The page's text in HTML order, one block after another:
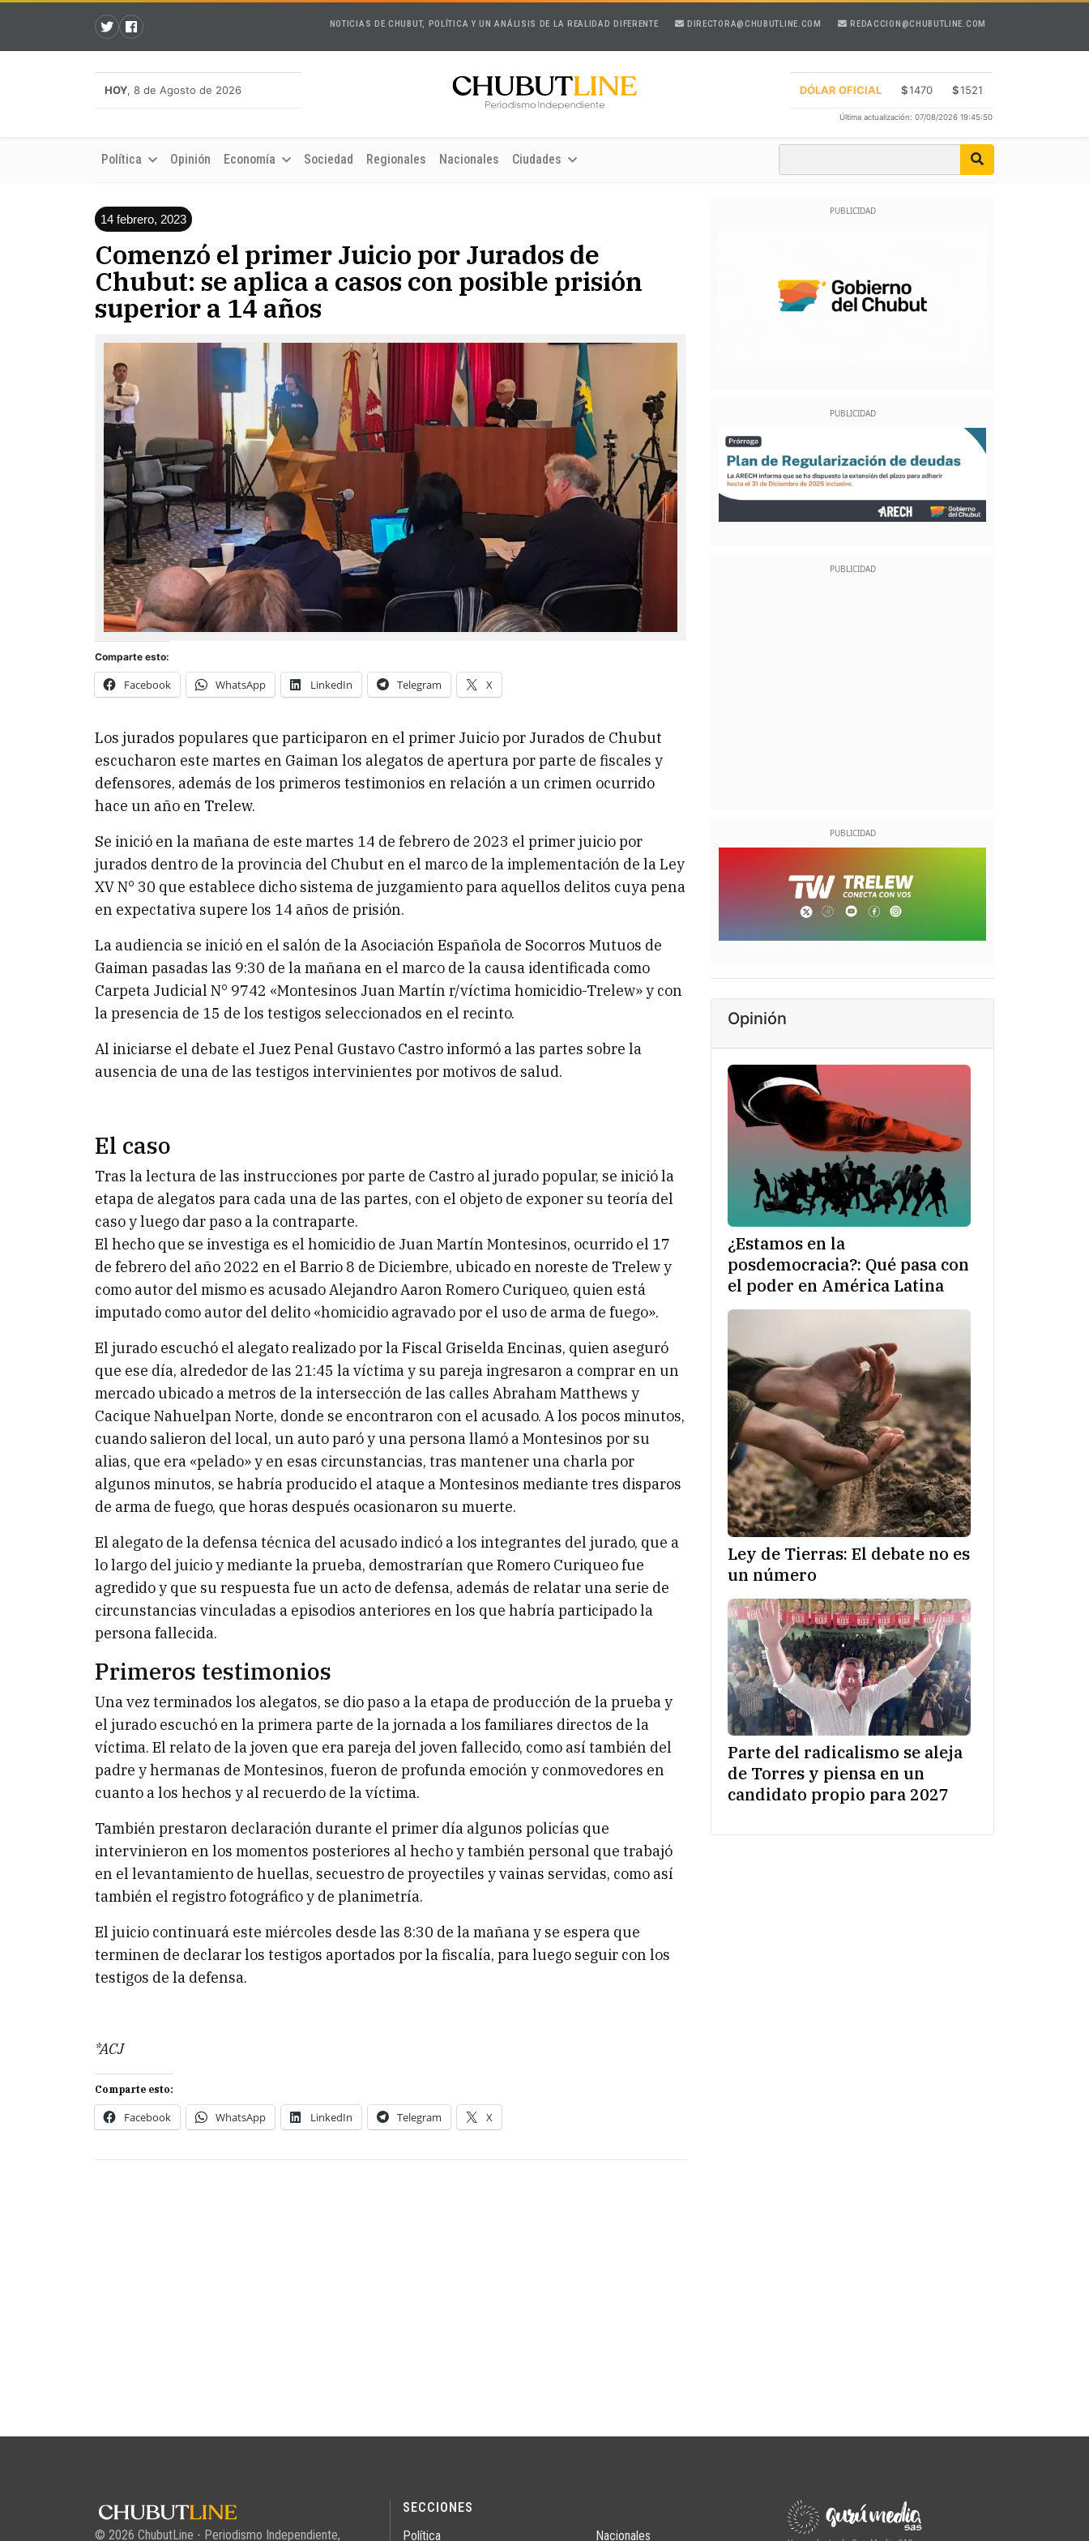
NOTICIAS DE CHUBUT, POLÍTICA Y UN ANÁLISIS DE LA REALIDAD DIFERENTE DIRECTORA@CHUBUTLINE.COM REDACCION@CHUBUTLINE.COM
HOY, 8 de Agosto de 2026 DÓLAR OFICIAL $1470 $1521
Última actualización: 07/08/2026 19:45:50
Política Opinión Economía Sociedad Regionales Nacionales Ciudades
14 febrero, 2023
Comenzó el primer Juicio por Jurados de
Chubut: se aplica a casos con posible prisión
superior a 14 años
Comparte esto:
Facebook WhatsApp LinkedIn Telegram X
Los jurados populares que participaron en el primer Juicio por Jurados de Chubut
escucharon este martes en Gaiman los alegatos de apertura por parte de fiscales y
defensores, además de los primeros testimonios en relación a un crimen ocurrido
hace un año en Trelew.
Se inició en la mañana de este martes 14 de febrero de 2023 el primer juicio por
jurados dentro de la provincia del Chubut en el marco de la implementación de la Ley
XV N° 30 que establece dicho sistema de juzgamiento para aquellos delitos cuya pena
en expectativa supere los 14 años de prisión.
La audiencia se inició en el salón de la Asociación Española de Socorros Mutuos de
Gaiman pasadas las 9:30 de la mañana en el marco de la causa identificada como
Carpeta Judicial N° 9742 «Montesinos Juan Martín r/víctima homicidio-Trelew» y con
la presencia de 15 de los testigos seleccionados en el recinto.
Al iniciarse el debate el Juez Penal Gustavo Castro informó a las partes sobre la
ausencia de una de las testigos intervinientes por motivos de salud.
El caso
Tras la lectura de las instrucciones por parte de Castro al jurado popular, se inició la
etapa de alegatos para cada una de las partes, con el objeto de exponer su teoría del
caso y luego dar paso a la contraparte.
El hecho que se investiga es el homicidio de Juan Martín Montesinos, ocurrido el 17
de febrero del año 2022 en el Barrio 8 de Diciembre, ubicado en noreste de Trelew y
como autor del mismo es acusado Alejandro Aaron Romero Curiqueo, quien está
imputado como autor del delito «homicidio agravado por el uso de arma de fuego».
El jurado escuchó el alegato realizado por la Fiscal Griselda Encinas, quien aseguró
que ese día, alrededor de las 21:45 la víctima y su pareja ingresaron a comprar en un
mercado ubicado a metros de la intersección de las calles Abraham Matthews y
Cacique Nahuelpan Norte, donde se encontraron con el acusado. A los pocos minutos,
cuando salieron del local, un auto paró y una persona llamó a Montesinos por su
alias, que era «pelado» y en esas circunstancias, tras mantener una charla por
algunos minutos, se habría producido el ataque a Montesinos mediante tres disparos
de arma de fuego, que horas después ocasionaron su muerte.
El alegato de la defensa técnica del acusado indicó a los integrantes del jurado, que a
lo largo del juicio y mediante la prueba, demostrarían que Romero Curiqueo fue
agredido y que su respuesta fue un acto de defensa, además de relatar una serie de
circunstancias vinculadas a episodios anteriores en los que habría participado la
persona fallecida.
Primeros testimonios
Una vez terminados los alegatos, se dio paso a la etapa de producción de la prueba y
el jurado escuchó en la primera parte de la jornada a los familiares directos de la
víctima. El relato de la joven que era pareja del joven fallecido, como así también del
padre y hermanas de Montesinos, fueron de profunda emoción y conmovedores en
cuanto a los hechos y al recuerdo de la víctima.
También prestaron declaración durante el primer día algunos policías que
intervinieron en los momentos posteriores al hecho y también personal que trabajó
en el levantamiento de huellas, secuestro de proyectiles y vainas servidas, como así
también el registro fotográfico y de planimetría.
El juicio continuará este miércoles desde las 8:30 de la mañana y se espera que
terminen de declarar los testigos aportados por la fiscalía, para luego seguir con los
testigos de la defensa.
*ACJ
Comparte esto:
Facebook WhatsApp LinkedIn Telegram X
Opinión
¿Estamos en la
posdemocracia?: Qué pasa con
el poder en América Latina
Ley de Tierras: El debate no es
un número
Parte del radicalismo se aleja
de Torres y piensa en un
candidato propio para 2027
© 2026 ChubutLine - Periodismo Independiente,
SECCIONES
Política
Nacionales